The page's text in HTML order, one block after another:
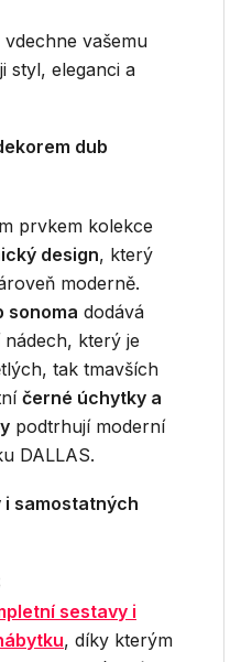
vdechne vašemu
styl, eleganci a
dub
prvkem kolekce
design, který
moderně.
sonoma dodává
který je
tak tmavších
černé úchytky a
podtrhují moderní
DALLAS.
i samostatných
sestavy i
, díky kterým